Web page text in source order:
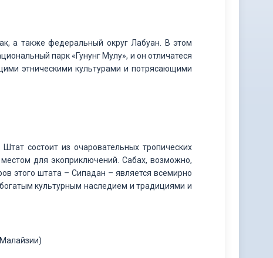
а также федеральный округ Лабуан. В этом
парк «Гунунг Мулу», и он отличатеся
этническими культурами и потрясающими
состоит из очаровательных тропических
для экоприключений. Сабах, возможно,
этого штата – Сипадан – является всемирно
культурным наследием и традициями и